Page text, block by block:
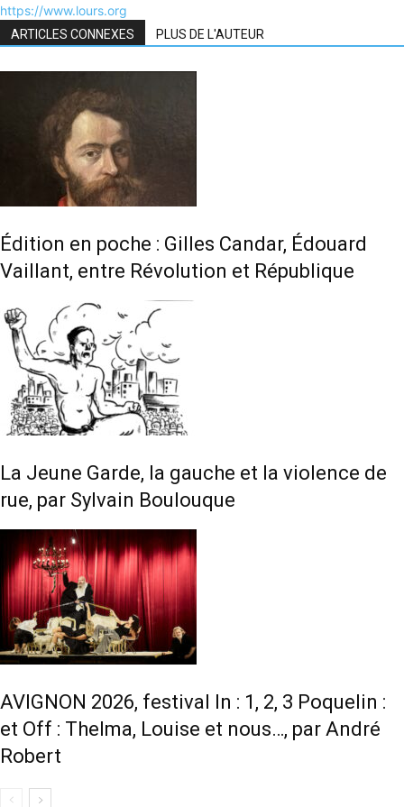
https://www.lours.org
ARTICLES CONNEXES PLUS DE L'AUTEUR
Édition en poche : Gilles Candar, Édouard
Vaillant, entre Révolution et République
La Jeune Garde, la gauche et la violence de
rue, par Sylvain Boulouque
AVIGNON 2026, festival In : 1, 2, 3 Poquelin :
et Off : Thelma, Louise et nous…, par André
Robert